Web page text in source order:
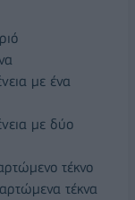
με ένα
με δύο
τέκνο
τέκνα